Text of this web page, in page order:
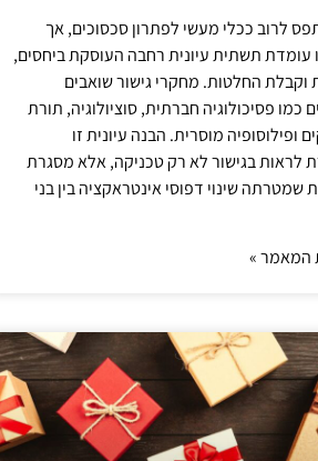
לרוב ככלי מעשי לפתרון סכסוכים, אך
עומדת תשתית עיונית רחבה העוסקת ביחסים,
וקבלת החלטות. מחקרי גישור שואבים
כמו פסיכולוגיה חברתית, סוציולוגיה, תורת
ופילוסופיה מוסרית. הבנה עיונית זו
לראות בגישור לא רק טכניקה, אלא מסגרת
שמטרתה שינוי דפוסי אינטראקציה בין בני
המאמר »